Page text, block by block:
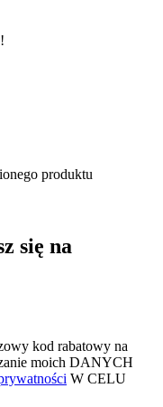
produktu
się na
kod rabatowy na
moich DANYCH
W CELU